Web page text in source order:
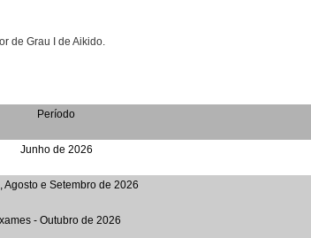
de Grau I de Aikido.
Período
Junho de 2026
Agosto e Setembro de 2026
- Outubro de 2026